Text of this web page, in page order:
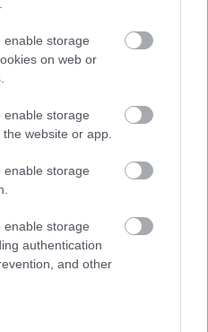
enable storage
on web or
enable storage
website or app.
enable storage
enable storage
authentication
and other
fővárosa: a Jazz Piknik
most már három napon át,
a fesztivált.